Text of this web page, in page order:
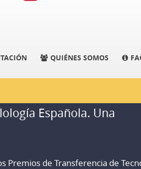
QUIÉNES SOMOS
Española. Una
Premios de Transferencia de